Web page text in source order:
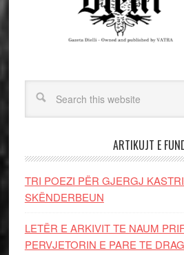
ARTIKUJT E
TRI POEZI PËR GJERGJ
SKËNDERBEUN
LETËR E ARKIVIT TE NAUM
PERVJETORIN E PARE TE